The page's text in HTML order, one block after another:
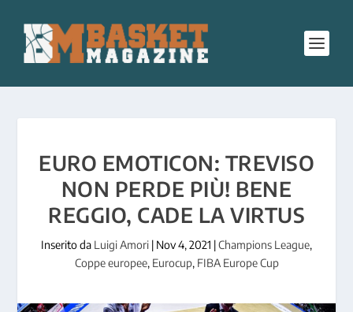
EURO EMOTICON: TREVISO
NON PERDE PIÙ! BENE
REGGIO, CADE LA VIRTUS
Inserito da Luigi Amori | Nov 4, 2021 |Champions League,
Coppe europee, Eurocup, FIBA Europe Cup